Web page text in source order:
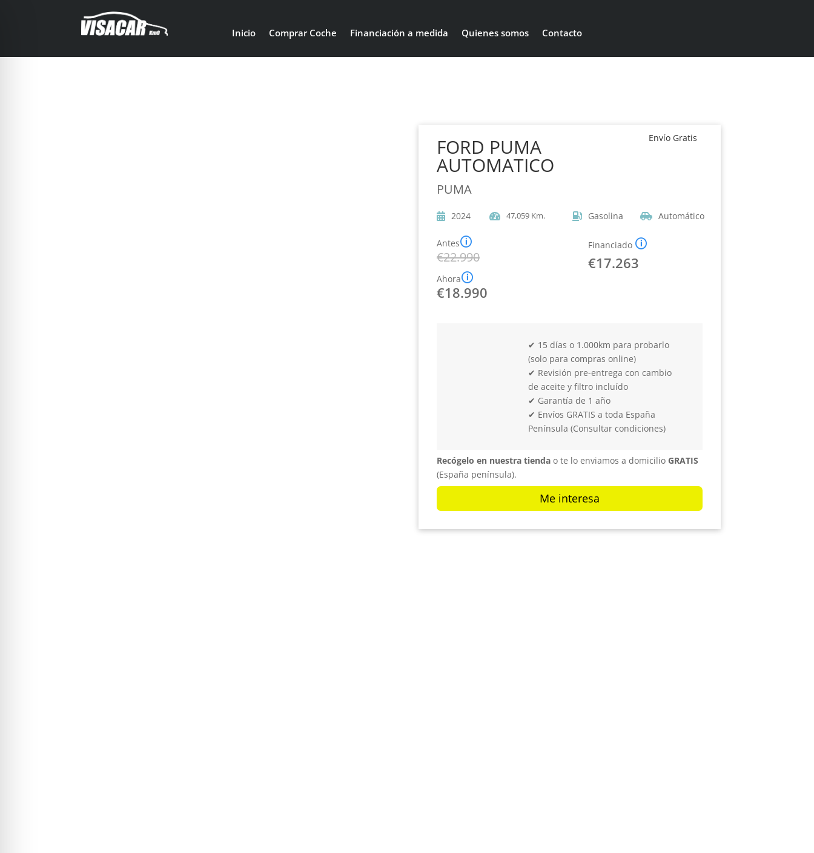
Inicio Comprar Coche Financiación a medida Quienes somos Contacto
Envío Gratis
FORD PUMA
AUTOMATICO
PUMA
2024 47,059 Km. Gasolina Automático
Antes🛈
€22.990
Ahora🛈
€18.990
Financiado 🛈
€17.263
✔ 15 días o 1.000km para probarlo
(solo para compras online)
✔ Revisión pre-entrega con cambio
de aceite y filtro incluído
✔ Garantía de 1 año
✔ Envíos GRATIS a toda España
Península (Consultar condiciones)
Recógelo en nuestra tienda o te lo enviamos a domicilio GRATIS
(España península).
Me interesa